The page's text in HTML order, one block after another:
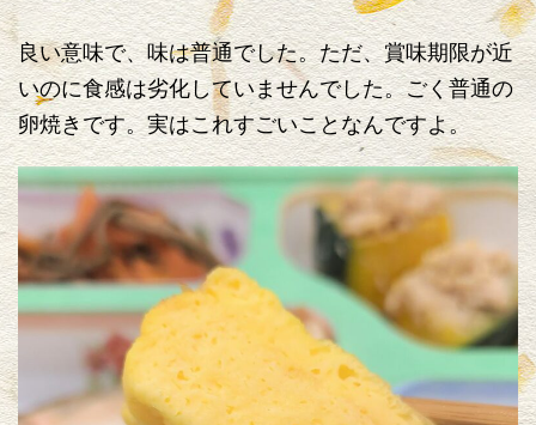
良い意味で、味は普通でした。ただ、賞味期限が近
いのに食感は劣化していませんでした。ごく普通の
卵焼きです。実はこれすごいことなんですよ。